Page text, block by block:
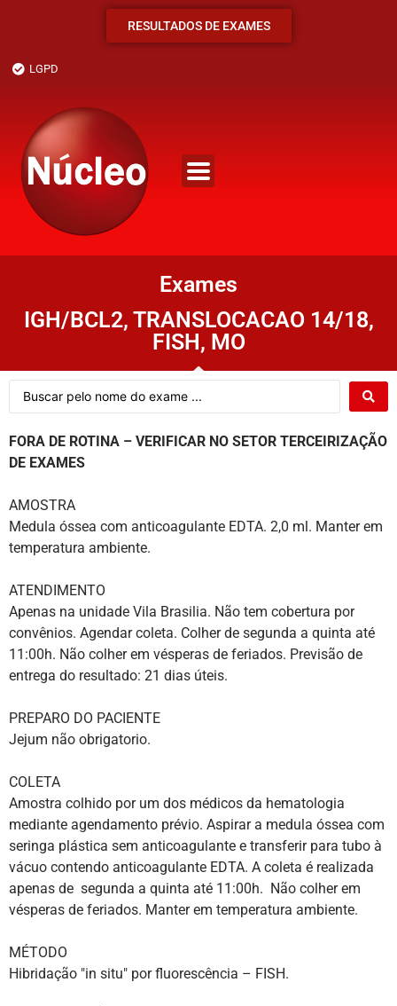
RESULTADOS DE EXAMES
LGPD
Exames
IGH/BCL2, TRANSLOCACAO 14/18,
FISH, MO
FORA DE ROTINA – VERIFICAR NO SETOR TERCEIRIZAÇÃO
DE EXAMES
AMOSTRA
Medula óssea com anticoagulante EDTA. 2,0 ml. Manter em
temperatura ambiente.
ATENDIMENTO
Apenas na unidade Vila Brasilia. Não tem cobertura por
convênios. Agendar coleta. Colher de segunda a quinta até
11:00h. Não colher em vésperas de feriados. Previsão de
entrega do resultado: 21 dias úteis.
PREPARO DO PACIENTE
Jejum não obrigatorio.
COLETA
Amostra colhido por um dos médicos da hematologia
mediante agendamento prévio. Aspirar a medula óssea com
seringa plástica sem anticoagulante e transferir para tubo à
vácuo contendo anticoagulante EDTA. A coleta é realizada
apenas de segunda a quinta até 11:00h. Não colher em
vésperas de feriados. Manter em temperatura ambiente.
MÉTODO
Hibridação "in situ" por fluorescência – FISH.